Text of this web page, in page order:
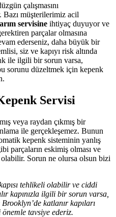
çalışmasını
müşterilerimiz acil
servisine ihtiyaç duyuyor ve
parçalar olmasına
ederseniz, daha büyük bir
siz ve kapıyı risk altında
ile ilgili bir sorun varsa,
sorunu düzeltmek için kepenk
Servisi
veya raydan çıkmış bir
ile gerçekleşemez. Bunun
kepenk sisteminin yanlış
parçaların eskimiş olması ve
Sorun ne olursa olsun bizi
tehlikeli olabilir ve ciddi
kapınızla ilgili bir sorun varsa,
katlanır kapıları
tavsiye ederiz.